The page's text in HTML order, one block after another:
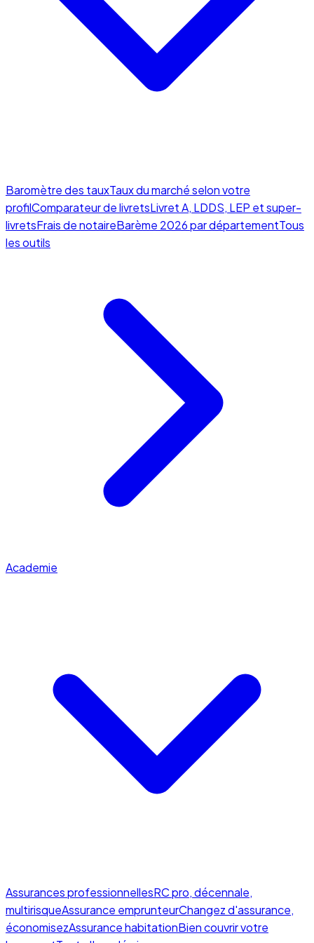
Baromètre des tauxTaux du marché selon votre
profilComparateur de livretsLivret A, LDDS, LEP et super-
livretsFrais de notaireBarème 2026 par départementTous
les outils
Academie
Assurances professionnellesRC pro, décennale,
multirisqueAssurance emprunteurChangez d'assurance,
économisezAssurance habitationBien couvrir votre